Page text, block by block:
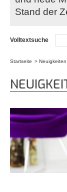
Stand der
Volltextsuche
Startseite Neuigkeiten